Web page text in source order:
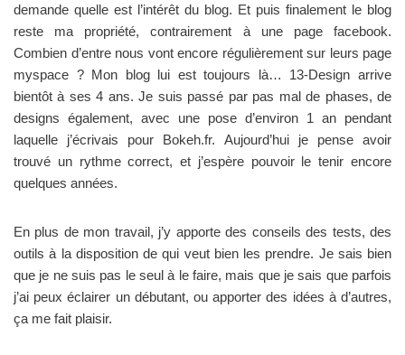
demande quelle est l’intérêt du blog. Et puis finalement le blog
reste ma propriété, contrairement à une page facebook.
Combien d’entre nous vont encore régulièrement sur leurs page
myspace ? Mon blog lui est toujours là… 13-Design arrive
bientôt à ses 4 ans. Je suis passé par pas mal de phases, de
designs également, avec une pose d’environ 1 an pendant
laquelle j’écrivais pour Bokeh.fr. Aujourd’hui je pense avoir
trouvé un rythme correct, et j’espère pouvoir le tenir encore
quelques années.
En plus de mon travail, j’y apporte des conseils des tests, des
outils à la disposition de qui veut bien les prendre. Je sais bien
que je ne suis pas le seul à le faire, mais que je sais que parfois
j’ai peux éclairer un débutant, ou apporter des idées à d’autres,
ça me fait plaisir.